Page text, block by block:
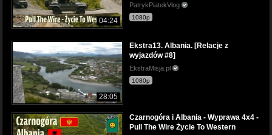
04:24
PatrykPiatekVlog
1080p
28:05
Ekstra13. Albania. [Relacje z
wyjazdów #8]
EkstraMisja.pl
1080p
Czarnogóra i Albania - Wyprawa 4x4 -
Pull The Wire Życie To Western